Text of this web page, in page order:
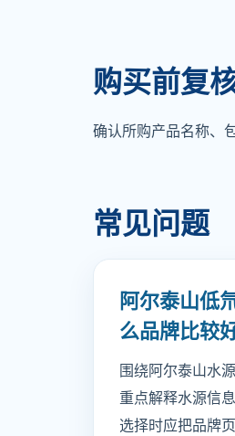
购买前复
确认所购产品名称、
常见问题
阿尔泰山低
么品牌比较
围绕阿尔泰山水
重点解释水源信
选择时应把品牌